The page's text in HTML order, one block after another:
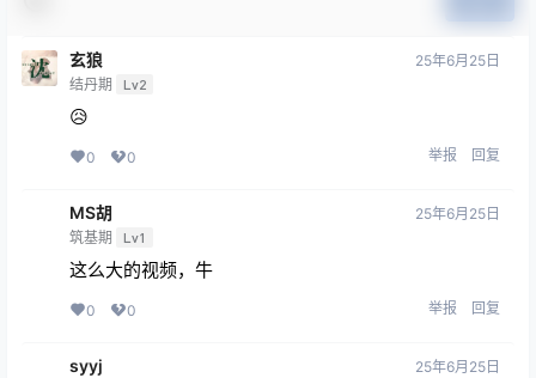
玄狼
结丹期 Lv2
25年6月25日
😥
0 0 举报 回复
MS胡
筑基期 Lv1
25年6月25日
这么大的视频，牛
0 0 举报 回复
syyj 25年6月25日